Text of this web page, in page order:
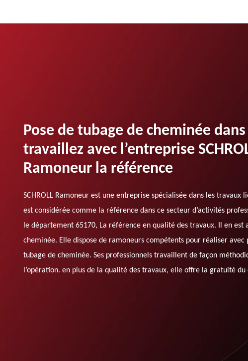
Pose de tubage de cheminée
travaillez avec l’entreprise
Ramoneur la référence
SCHROLL Ramoneur est une entreprise spécialisée dans les travaux
est considérée comme la référence dans ce secteur d’activités
le département 65170, La référence en qualité des travaux. Il en est
cheminée. Elle dispose de ramoneurs compétents pour réaliser avec
tubage de cheminée. Ses professionnels travaillent de façon
l’opération. en plus de la qualité des travaux, elle offre la gratuité du